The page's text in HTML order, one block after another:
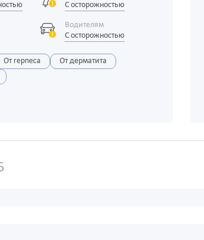
С осторожностью
Водителям
С осторожностью
От герпеса
От дерматита